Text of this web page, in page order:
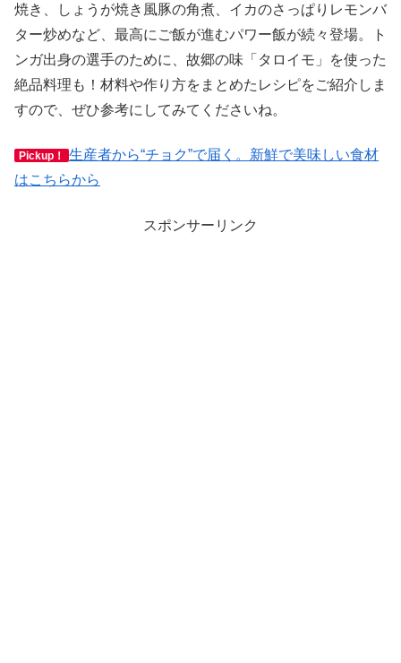
焼き、しょうが焼き風豚の角煮、イカのさっぱりレモンバ
ター炒めなど、最高にご飯が進むパワー飯が続々登場。ト
ンガ出身の選手のために、故郷の味「タロイモ」を使った
絶品料理も！材料や作り方をまとめたレシピをご紹介しま
すので、ぜひ参考にしてみてくださいね。
Pickup！
生産者から“チョク”で届く。新鮮で美味しい食材
はこちらから
スポンサーリンク